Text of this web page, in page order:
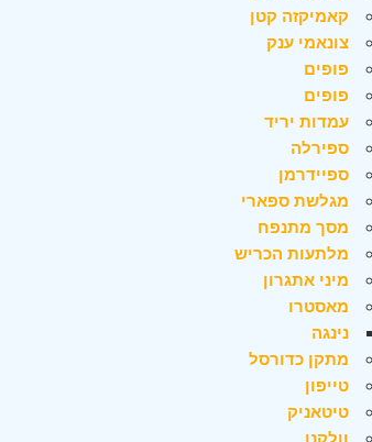
קאמיקזה קטן
צונאמי ענק
פופים
פופים
עמדות יריד
ספירלה
ספיידרמן
מגלשת ספארי
מסך מתנפח
מלתעות הכריש
מיני אתגרון
מאסטרו
נינגה
מתקן כדורסל
טייפון
טיטאניק
וולקנו